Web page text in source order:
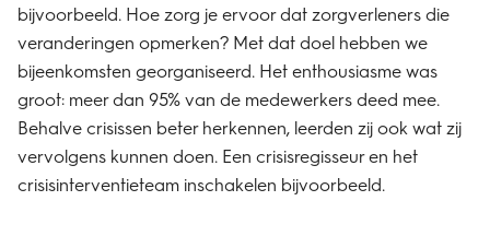
bijvoorbeeld. Hoe zorg je ervoor dat zorgverleners die
veranderingen opmerken? Met dat doel hebben we
bijeenkomsten georganiseerd. Het enthousiasme was
groot: meer dan 95% van de medewerkers deed mee.
Behalve crisissen beter herkennen, leerden zij ook wat zij
vervolgens kunnen doen. Een crisisregisseur en het
crisisinterventieteam inschakelen bijvoorbeeld.